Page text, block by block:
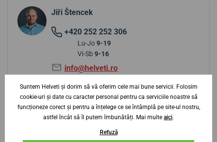
Jiří Štencek
+420 252 252 306
Lu-Jo9-19
Vi-Sb 9-16
info@helveti.ro
Sfaturi de la centrul de consiliere
Baterie sau automatic? Avantaje și dezavantaje
Suntem Helveti și dorim să vă oferim cele mai bune servicii. Folosim
cookie-uri și date cu caracter personal pentru ca serviciile noastre să
funcționeze corect și pentru a înțelege ce se întâmplă pe site-ul nostru,
astfel încât să îl putem îmbunătăți. Mai multe aici.
Refuză